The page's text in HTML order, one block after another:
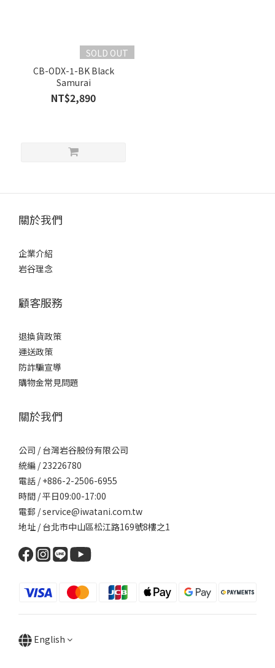
SOLD OUT
CB-ODX-1-BK Black
Samurai
NT$2,890
關於我們
企業介紹
岩谷理念
顧客服務
退換貨政策
運送政策
防詐騙宣導
購物金常見問題
關於我們
公司 / 台灣岩谷股份有限公司
統編 / 23226780
電話 / +886-2-2506-6955
時間 / 平日09:00-17:00
電郵 / service@iwatani.com.tw
地址 / 台北市中山區松江路169號8樓之1
English